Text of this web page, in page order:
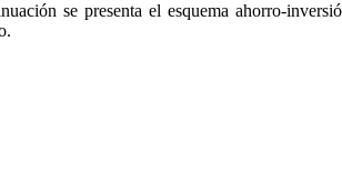
se presenta el esquema ahorro-